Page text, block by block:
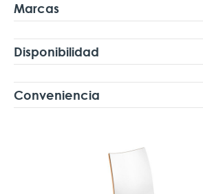
Marcas
Disponibilidad
Conveniencia